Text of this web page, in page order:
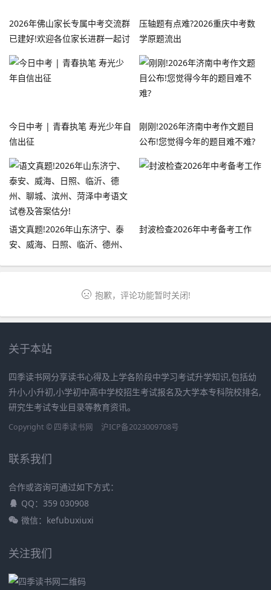
2026年佛山家长专属中考交流群
已建好!欢迎各位家长进群一起讨
论 →
压轴题有点难?2026重庆中考数
学原题流出
今日中考 | 青春执笔 寿光少年自
信出征
刚刚!2026年济南中考作文题目
公布!您觉得今年的题目难不难?
语文真题!2026年山东济宁、泰
安、威海、日照、临沂、德州、
封波检查2026年中考备考工作
抱歉，评论功能暂时关闭!
关于本站
四季读书网分享读书心得及上学各阶段中学习考试升学知识,包括幼
升小,小升初,小学初中高中学校招生考试报名及大学本专科院校排名,
研究生考试专业目录等教育资讯。
Copyright © 四季读书网 沪ICP备2023009708号
联系我们
合作或咨询可通过如下方式：
QQ：359 030908
微信：kefubuxiuxi
关注我们